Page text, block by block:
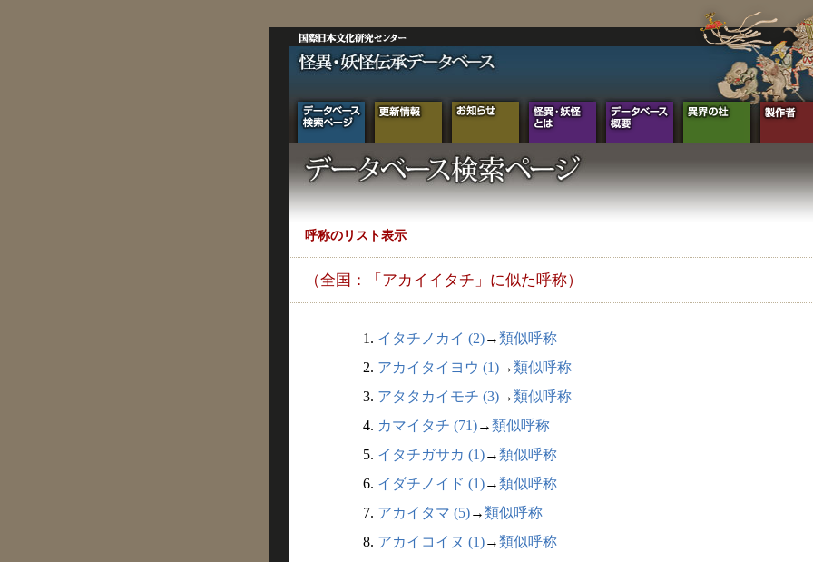
呼称のリスト表示
（全国：「アカイイタチ」に似た呼称）
1. イタチノカイ (2)→類似呼称
2. アカイタイヨウ (1)→類似呼称
3. アタタカイモチ (3)→類似呼称
4. カマイタチ (71)→類似呼称
5. イタチガサカ (1)→類似呼称
6. イダチノイド (1)→類似呼称
7. アカイタマ (5)→類似呼称
8. アカイコイヌ (1)→類似呼称